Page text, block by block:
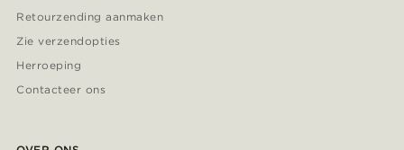
Retourzending aanmaken
Zie verzendopties
Herroeping
Contacteer ons